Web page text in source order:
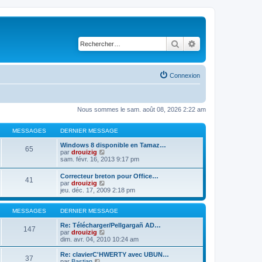
Rechercher
Connexion
Nous sommes le sam. août 08, 2026 2:22 am
MESSAGES DERNIER MESSAGE
65
Windows 8 disponible en Tamaz…
par drouizig
o
u
l
t
e
r
l
d
e
r
n
i
sam. févr. 16, 2013 9:17 pm
41
Correcteur breton pour Office…
par drouizig
o
n
s
u
l
t
r
l
e
jeu. déc. 17, 2009 2:18 pm
MESSAGES DERNIER MESSAGE
147
Re: Télécharger/Pellgargañ AD…
par drouizig
o
n
s
dim. avr. 04, 2010 10:24 am
37
Re: clavierC'HWERTY avec UBUN…